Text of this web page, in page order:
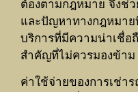
ต้องตามกฎหมาย จึงช่
และปัญหาทางกฎหมาย
บริการที่มีความน่าเชื่อ
สำคัญที่ไม่ควรมองข้าม
ค่าใช้จ่ายของการเช่า